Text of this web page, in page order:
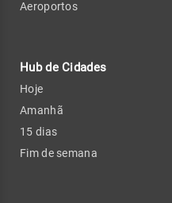
Aeroportos
Hub de Cidades
Hoje
Amanhã
15 dias
Fim de semana